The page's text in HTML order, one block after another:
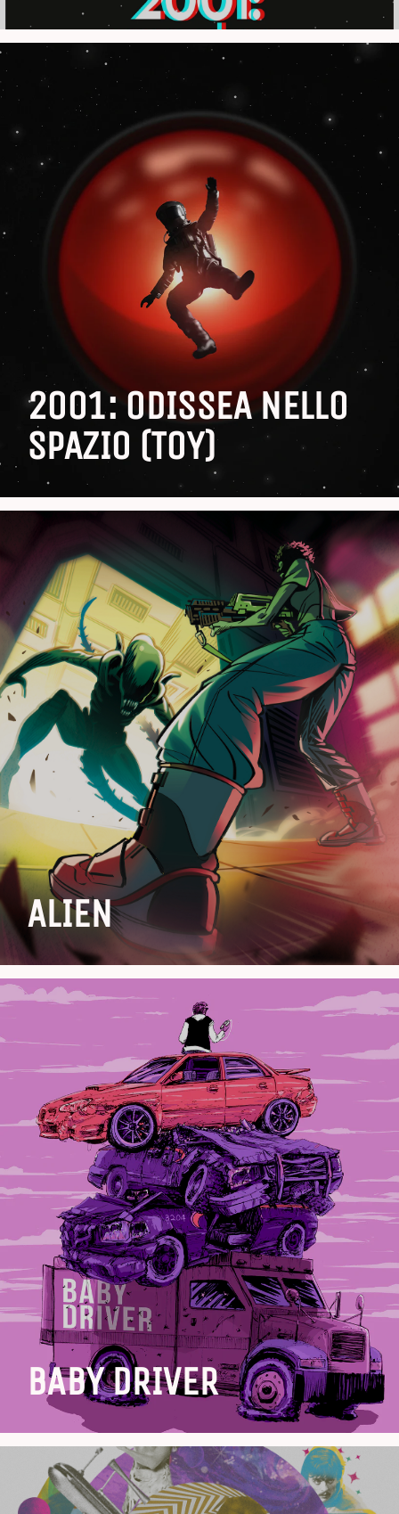
2001: ODISSEA NELLO
SPAZIO (TOY)
ALIEN
BABY DRIVER